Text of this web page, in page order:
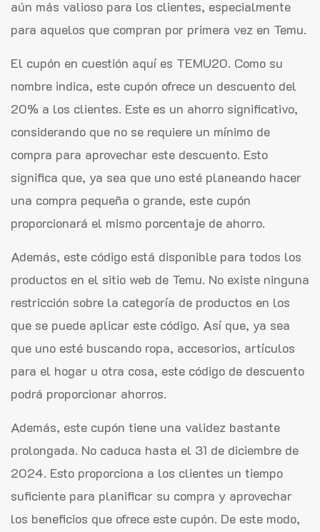
aún más valioso para los clientes, especialmente
para aquelos que compran por primera vez en Temu.
El cupón en cuestión aquí es TEMU20. Como su
nombre indica, este cupón ofrece un descuento del
20% a los clientes. Este es un ahorro significativo,
considerando que no se requiere un mínimo de
compra para aprovechar este descuento. Esto
significa que, ya sea que uno esté planeando hacer
una compra pequeña o grande, este cupón
proporcionará el mismo porcentaje de ahorro.
Además, este código está disponible para todos los
productos en el sitio web de Temu. No existe ninguna
restricción sobre la categoría de productos en los
que se puede aplicar este código. Así que, ya sea
que uno esté buscando ropa, accesorios, artículos
para el hogar u otra cosa, este código de descuento
podrá proporcionar ahorros.
Además, este cupón tiene una validez bastante
prolongada. No caduca hasta el 31 de diciembre de
2024. Esto proporciona a los clientes un tiempo
suficiente para planificar su compra y aprovechar
los beneficios que ofrece este cupón. De este modo,